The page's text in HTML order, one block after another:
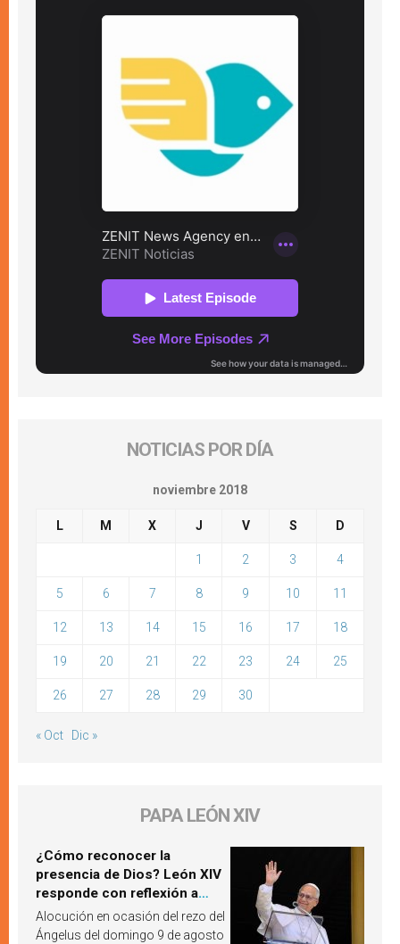
NOTICIAS POR DÍA
noviembre 2018
L M X J V S D
1 2 3 4
5 6 7 8 9 10 11
12 13 14 15 16 17 18
19 20 21 22 23 24 25
26 27 28 29 30
« Oct Dic »
PAPA LEÓN XIV
¿Cómo reconocer la
presencia de Dios? León XIV
responde con reflexión a
partir de un pasaje del
Evangelio
Alocución en ocasión del rezo del
Ángelus del domingo 9 de agosto